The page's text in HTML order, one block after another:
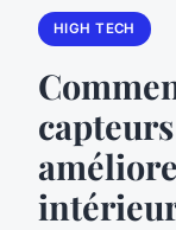
HIGH TECH
intérieur